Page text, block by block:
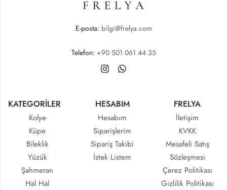
E-posta: bilgi@frelya.com
Telefon: +90 501 061 44 35
KATEGORİLER
Kolye
Küpe
Bileklik
Yüzük
Şahmeran
Hal Hal
HESABIM
Hesabım
Siparişlerim
Sipariş Takibi
İstek Listem
FRELYA
İletişim
KVKK
Mesafeli Satış
Sözleşmesi
Çerez Politikası
Gizlilik Politikası